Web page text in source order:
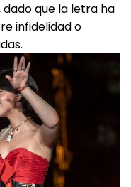
dado que la letra ha
infidelidad o